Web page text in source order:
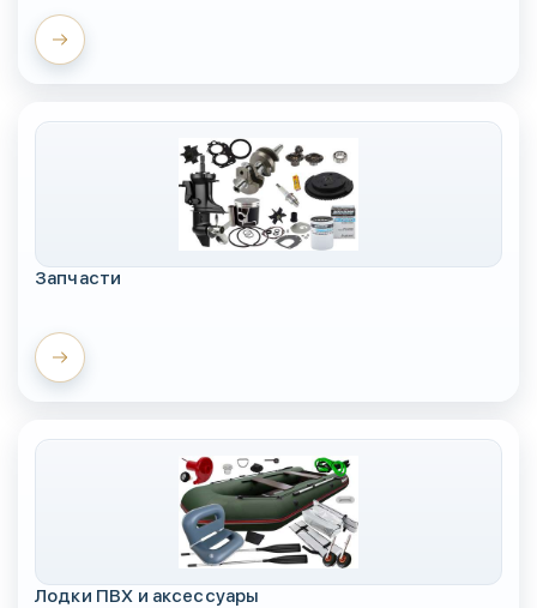
Запчасти
Лодки ПВХ и аксессуары